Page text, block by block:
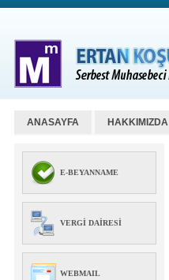
ANASAYFA HAKKIMIZDA
E-BEYANNAME
VERGI DAIRESI
WEBMAIL